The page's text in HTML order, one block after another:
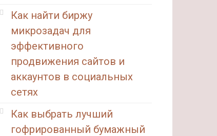
Как найти биржу
микрозадач для
эффективного
продвижения сайтов и
аккаунтов в социальных
сетях
Как выбрать лучший
гофрированный бумажный